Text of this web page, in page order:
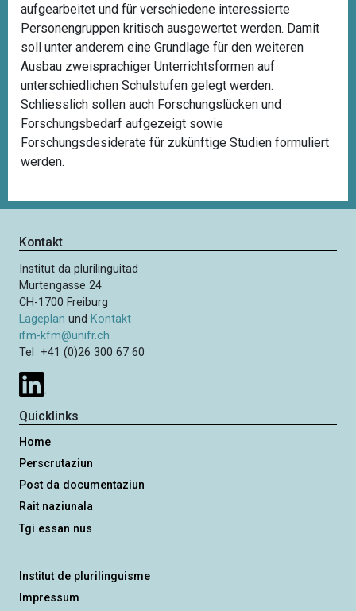
aufgearbeitet und für verschiedene interessierte
Personengruppen kritisch ausgewertet werden. Damit
soll unter anderem eine Grundlage für den weiteren
Ausbau zweisprachiger Unterrichtsformen auf
unterschiedlichen Schulstufen gelegt werden.
Schliesslich sollen auch Forschungslücken und
Forschungsbedarf aufgezeigt sowie
Forschungsdesiderate für zukünftige Studien formuliert
werden.
Kontakt
Institut da plurilinguitad
Murtengasse 24
CH-1700 Freiburg
Lageplan und Kontakt
ifm-kfm@unifr.ch
Tel +41 (0)26 300 67 60
Quicklinks
Home
Perscrutaziun
Post da documentaziun
Rait naziunala
Tgi essan nus
Institut de plurilinguisme
Impressum